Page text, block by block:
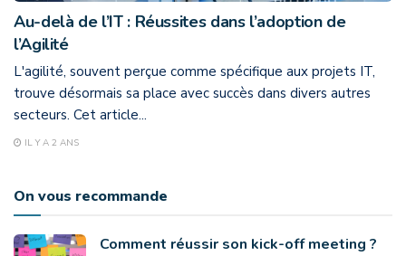
Au-delà de l’IT : Réussites dans l’adoption de
l’Agilité
L'agilité, souvent perçue comme spécifique aux projets IT,
trouve désormais sa place avec succès dans divers autres
secteurs. Cet article...
IL Y A 2 ANS
On vous recommande
Comment réussir son kick-off meeting ?